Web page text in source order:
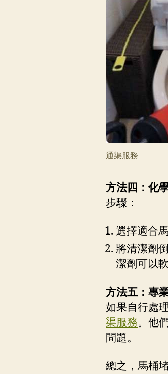
通渠服務
方法四：化
步驟：
選擇適合
將清潔劑
潔劑可以
方法五：專
如果自行處
渠服務。他
問題。
總之，馬桶